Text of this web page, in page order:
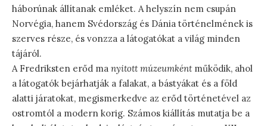
háborúnak állítanak emléket. A helyszín nem csupán
Norvégia, hanem Svédország és Dánia történelmének is
szerves része, és vonzza a látogatókat a világ minden
tájáról.
A Fredriksten erőd ma nyitott múzeumkéntműködik, ahol
a látogatók bejárhatják a falakat, a bástyákat és a föld
alatti járatokat, megismerkedve az erőd történetével az
ostromtól a modern korig. Számos kiállítás mutatja be a